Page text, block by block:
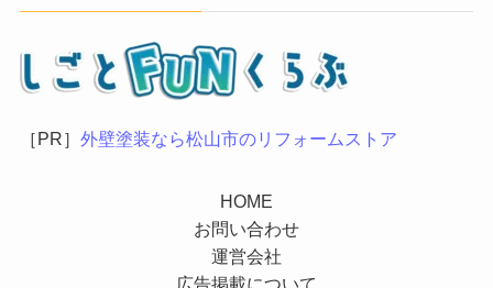
［PR］ 外壁塗装なら松山市のリフォームストア
HOME
お問い合わせ
運営会社
広告掲載について